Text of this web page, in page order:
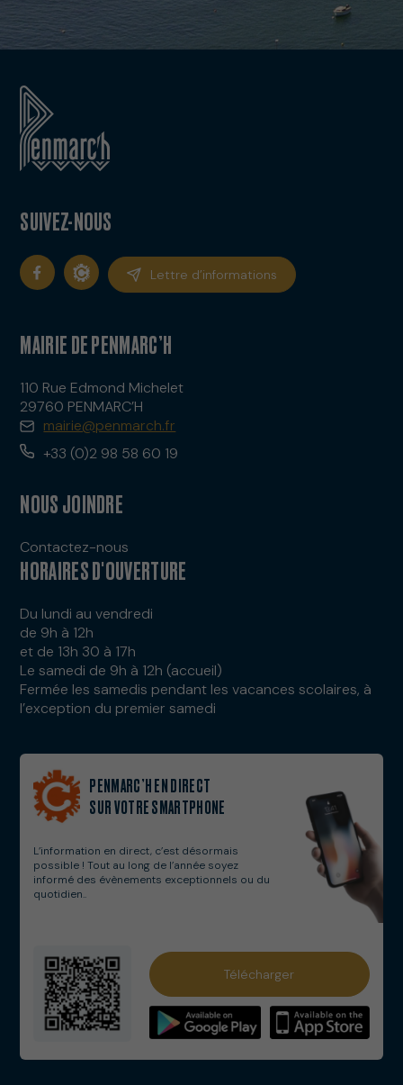
Services municipaux
Numéros utiles
SUIVEZ-NOUS
Lettre d’informations
MAIRIE DE PENMARC’H
110 Rue Edmond Michelet
29760 PENMARC’H
mairie@penmarch.fr
+33 (0)2 98 58 60 19
NOUS JOINDRE
Contactez-nous
HORAIRES D'OUVERTURE
Du lundi au vendredi
de 9h à 12h
et de 13h 30 à 17h
Le samedi de 9h à 12h (accueil)
Fermée les samedis pendant les vacances scolaires, à
l’exception du premier samedi
PENMARC’H EN DIRECT
SUR VOTRE SMARTPHONE
L’information en direct, c’est désormais
possible ! Tout au long de l’année soyez
informé des évènements exceptionnels ou du
quotidien..
Télécharger